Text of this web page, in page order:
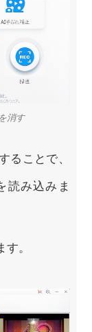
消す
ことで、
読み込みま
。